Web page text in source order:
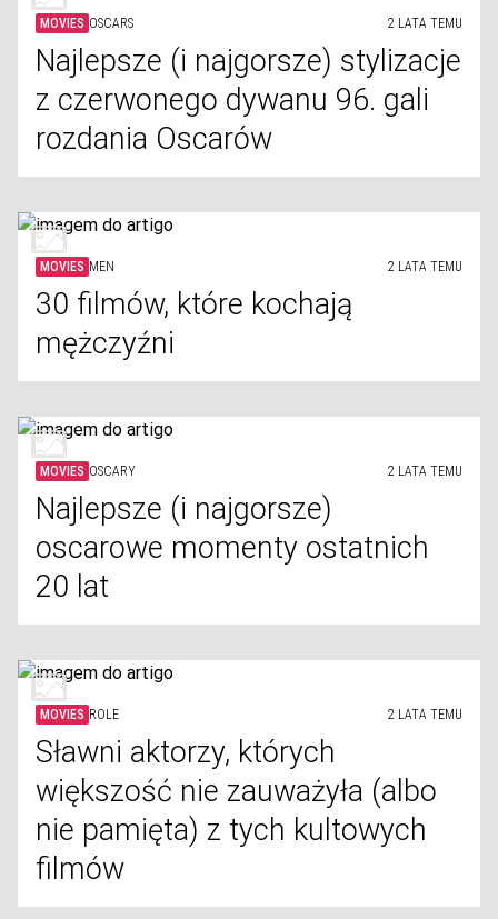
MOVIES OSCARS 2 LATA TEMU
Najlepsze (i najgorsze) stylizacje
z czerwonego dywanu 96. gali
rozdania Oscarów
MOVIES MEN 2 LATA TEMU
30 filmów, które kochają
mężczyźni
MOVIES OSCARY 2 LATA TEMU
Najlepsze (i najgorsze)
oscarowe momenty ostatnich
20 lat
MOVIES ROLE 2 LATA TEMU
Sławni aktorzy, których
większość nie zauważyła (albo
nie pamięta) z tych kultowych
filmów